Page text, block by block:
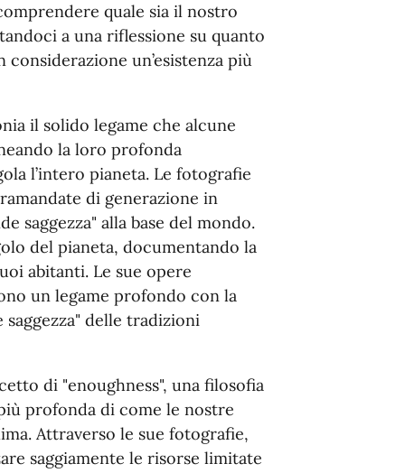
quale sia il nostro
a una riflessione su quanto
considerazione un’esistenza più
il solido legame che alcune
la loro profonda
l’intero pianeta. Le fotografie
di generazione in
saggezza" alla base del mondo.
del pianeta, documentando la
abitanti. Le sue opere
un legame profondo con la
delle tradizioni
di "enoughness", una filosofia
profonda di come le nostre
Attraverso le sue fotografie,
saggiamente le risorse limitate